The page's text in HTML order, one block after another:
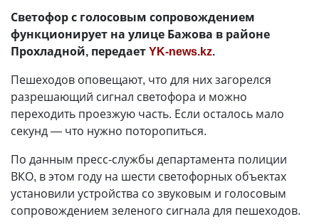
Светофор с голосовым сопровождением
функционирует на улице Бажова в районе
Прохладной, передаетYK-news.kz.
Пешеходов оповещают, что для них загорелся
разрешающий сигнал светофора и можно
переходить проезжую часть. Если осталось мало
секунд — что нужно поторопиться.
По данным пресс-службы департамента полиции
ВКО, в этом году на шести светофорных объектах
установили устройства со звуковым и голосовым
сопровождением зеленого сигнала для пешеходов.